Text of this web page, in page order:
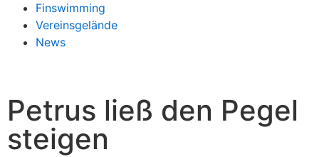
Finswimming
Vereinsgelände
News
Petrus ließ den Pegel
steigen